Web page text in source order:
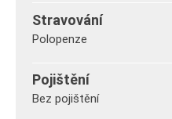
Stravování
Polopenze
Pojištění
Bez pojištění